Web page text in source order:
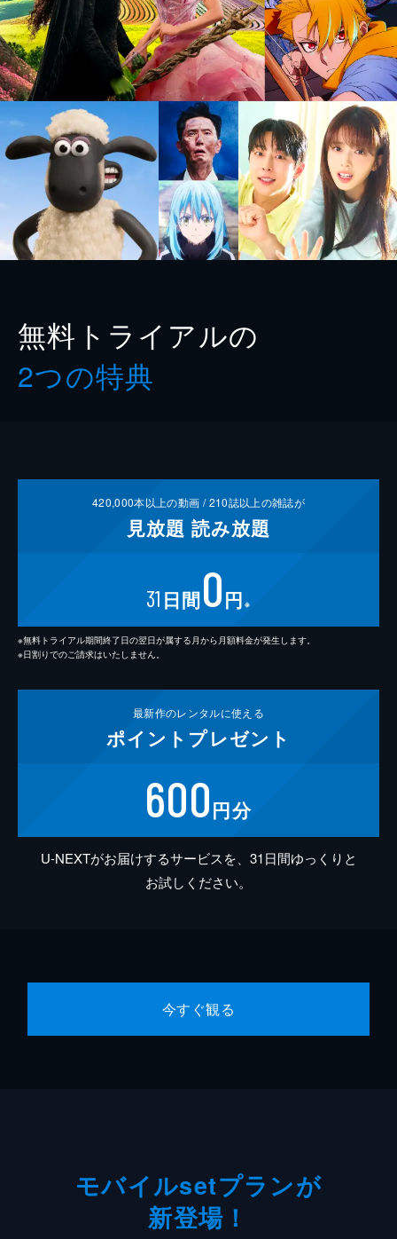
無料トライアルの
2つの特典
420,000本以上の動画 /210誌以上の雑誌が
見放題 読み放題
31 日間0円 ※
※無料トライアル期間終了日の翌日が属する月から月額料金が発生します。
※日割りでのご請求はいたしません。
最新作のレンタルに使える
ポイント プレゼント
600円分
U-NEXTがお届けするサービスを、31日間ゆっくりと
お試しください。
今すぐ観る
モバイルsetプランが
新登場！